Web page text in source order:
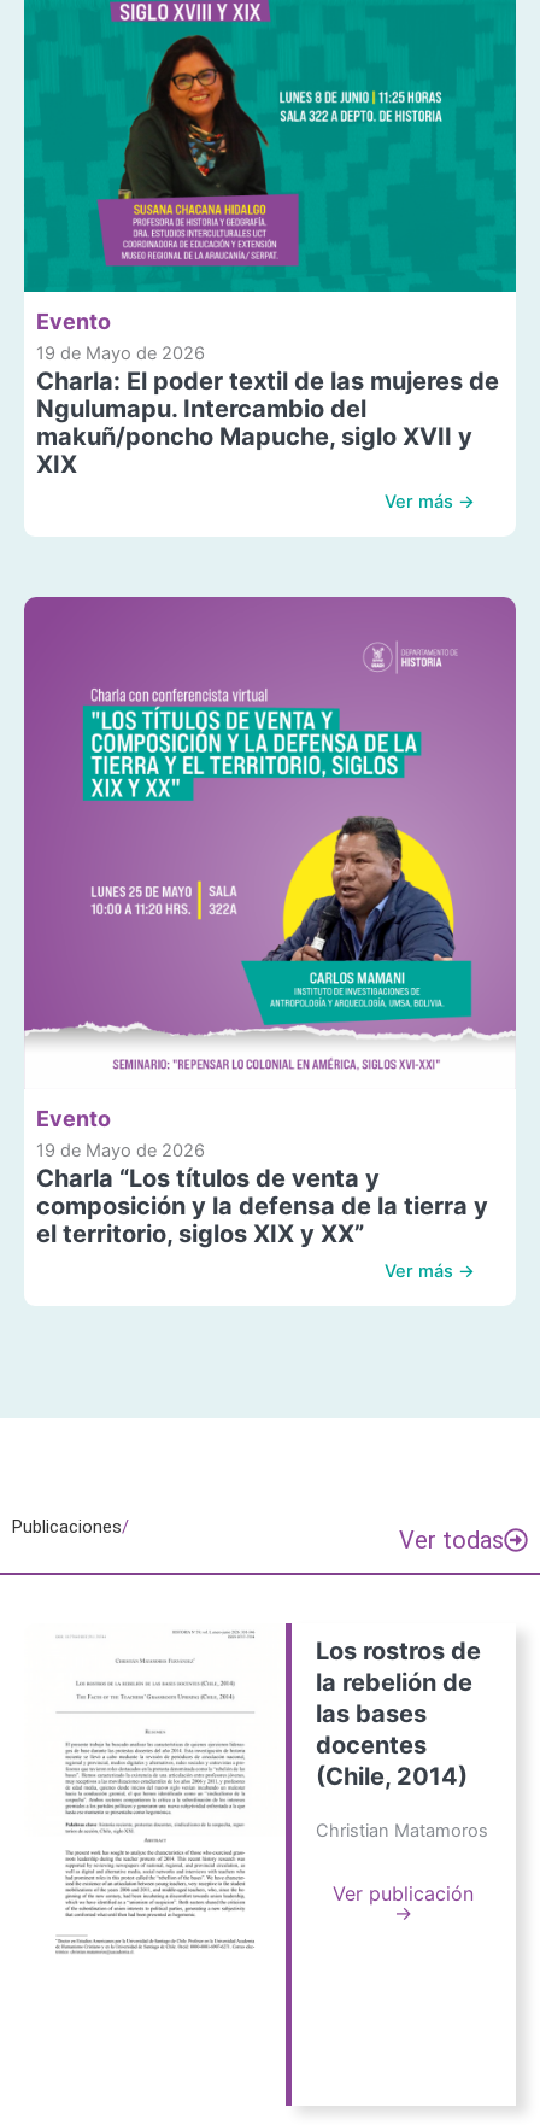
Evento
19 de Mayo de 2026
Charla: El poder textil de las mujeres de
Ngulumapu. Intercambio del
makuñ/poncho Mapuche, siglo XVII y
XIX
Ver más →
Evento
19 de Mayo de 2026
Charla “Los títulos de venta y
composición y la defensa de la tierra y
el territorio, siglos XIX y XX”
Ver más →
Publicaciones/ Ver todas
Los rostros de
la rebelión de
las bases
docentes
(Chile, 2014)
Christian Matamoros
Ver publicación
→